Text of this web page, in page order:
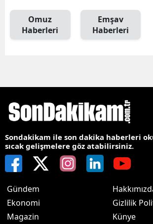
Omuz
Haberleri
Emşav
Haberleri
Sondakikam ile son dakika haberleri
sıcak gelişmelere göz atabilirsiniz.
Gündem
Ekonomi
Magazin
Gizlilik
Künye